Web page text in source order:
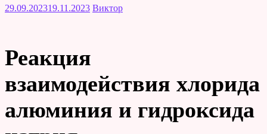
29.09.202319.11.2023 Виктор
Реакция
взаимодействия хлорида
алюминия и гидроксида